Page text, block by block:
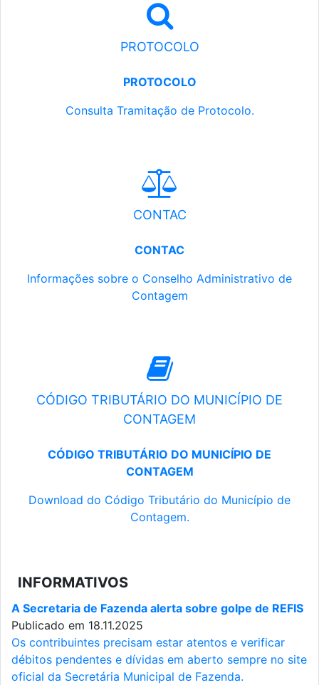
PROTOCOLO
PROTOCOLO
Consulta Tramitação de Protocolo.
CONTAC
CONTAC
Informações sobre o Conselho Administrativo de
Contagem
CÓDIGO TRIBUTÁRIO DO MUNICÍPIO DE
CONTAGEM
CÓDIGO TRIBUTÁRIO DO MUNICÍPIO DE
CONTAGEM
Download do Código Tributário do Município de
Contagem.
INFORMATIVOS
A Secretaria de Fazenda alerta sobre golpe de REFIS
Publicado em 18.11.2025
Os contribuintes precisam estar atentos e verificar
débitos pendentes e dívidas em aberto sempre no site
oficial da Secretária Municipal de Fazenda.